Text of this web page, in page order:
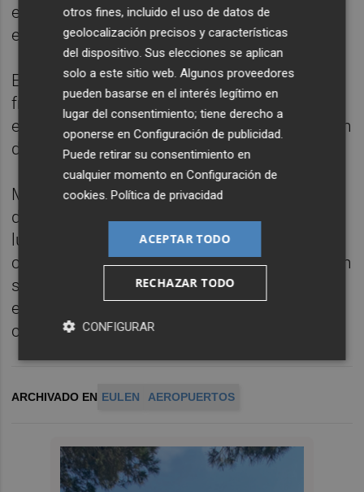
el Consejo de Ministros el pasado miércoles
en una reunión extraordinaria.
El Gobierno recurrió a esta medida tras el
fracaso de las negociaciones entre la
empresa y los trabajadores y de la mediación
de la Generalitat.
Marcos Peña dispone ahora de un plazo de
diez días para redactar el laudo, y el próximo
lunes está previsto que se ponga en
contacto con las partes para que le trasladen
sus posiciones, que deberá reflejar en
equidad en el laudo, de obligado
cumplimiento. .
ARCHIVADO EN EULEN AEROPUERTOS
otros fines, incluido el uso de datos de
geolocalización precisos y características
del dispositivo. Sus elecciones se aplican
solo a este sitio web. Algunos proveedores
pueden basarse en el interés legítimo en
lugar del consentimiento; tiene derecho a
oponerse enConfiguración de publicidad.
Puede retirar su consentimiento en
cualquier momento enConfiguración de
cookies.Política de privacidad
ACEPTAR TODO
RECHAZAR TODO
CONFIGURAR